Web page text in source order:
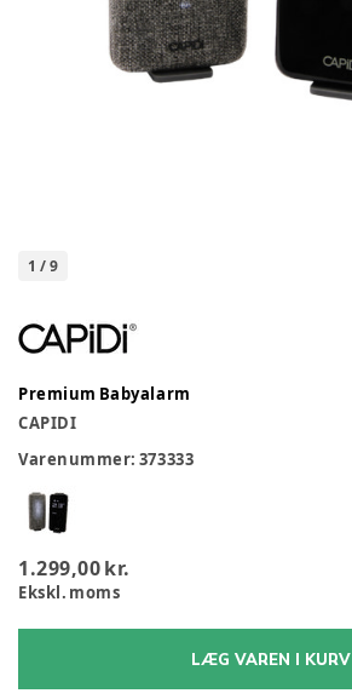
1 /9
Premium Babyalarm
CAPIDI
Varenummer: 373333
1.299,00 kr.
Ekskl. moms
LÆG VAREN I KURV